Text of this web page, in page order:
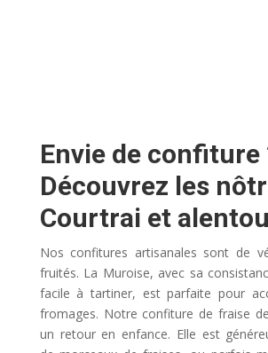
Envie de confiture
Découvrez les
Courtrai et
Nos confitures artisanales sont de
fruités. La Muroise, avec sa
facile à tartiner, est parfaite pour
fromages. Notre confiture de fraise
un retour en enfance. Elle est